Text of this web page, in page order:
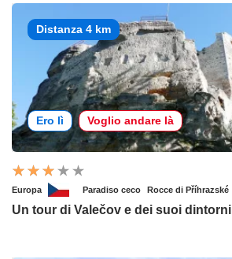
Distanza 4 km
Ero lì Voglio andare là
Europa Paradiso ceco Rocce di Příhrazské
Un tour di Valečov e dei suoi dintorni